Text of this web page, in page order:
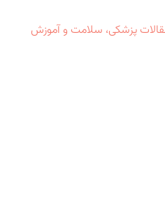
پزشکی، سلامت و آموزش